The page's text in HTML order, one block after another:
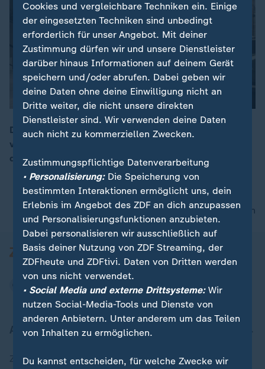
Die Koalition hat sich auf einen Wehrdienst-Entwurf
verständigt. Der Entwurf geht nun and den Bundestag,
der ihn ändern kann.
nach oben
Aktuell bei ZDFheute
Zuletzt veröffentlicht
Cookies und vergleichbare Techniken ein. Einige
der eingesetzten Techniken sind unbedingt
erforderlich für unser Angebot. Mit deiner
Zustimmung dürfen wir und unsere Dienstleister
darüber hinaus Informationen auf deinem Gerät
speichern und/oder abrufen. Dabei geben wir
deine Daten ohne deine Einwilligung nicht an
Dritte weiter, die nicht unsere direkten
Dienstleister sind. Wir verwenden deine Daten
auch nicht zu kommerziellen Zwecken.
Zustimmungspflichtige Datenverarbeitung
• Personalisierung:Die Speicherung von
bestimmten Interaktionen ermöglicht uns, dein
Erlebnis im Angebot des ZDF an dich anzupassen
und Personalisierungsfunktionen anzubieten.
Dabei personalisieren wir ausschließlich auf
Basis deiner Nutzung von ZDF Streaming, der
ZDFheute und ZDFtivi. Daten von Dritten werden
von uns nicht verwendet.
• Social Media und externe Drittsysteme:Wir
nutzen Social-Media-Tools und Dienste von
anderen Anbietern. Unter anderem um das Teilen
von Inhalten zu ermöglichen.
Du kannst entscheiden, für welche Zwecke wir